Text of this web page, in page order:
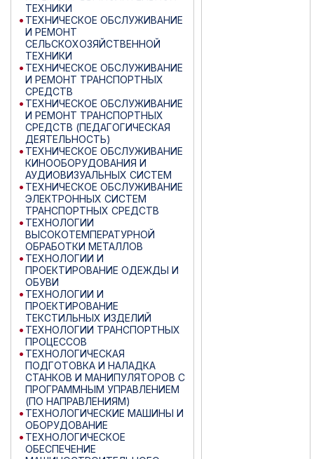
ТЕХНИКИ
ТЕХНИЧЕСКОЕ ОБСЛУЖИВАНИЕ
И РЕМОНТ
СЕЛЬСКОХОЗЯЙСТВЕННОЙ
ТЕХНИКИ
ТЕХНИЧЕСКОЕ ОБСЛУЖИВАНИЕ
И РЕМОНТ ТРАНСПОРТНЫХ
СРЕДСТВ
ТЕХНИЧЕСКОЕ ОБСЛУЖИВАНИЕ
И РЕМОНТ ТРАНСПОРТНЫХ
СРЕДСТВ (ПЕДАГОГИЧЕСКАЯ
ДЕЯТЕЛЬНОСТЬ)
ТЕХНИЧЕСКОЕ ОБСЛУЖИВАНИЕ
КИНООБОРУДОВАНИЯ И
АУДИОВИЗУАЛЬНЫХ СИСТЕМ
ТЕХНИЧЕСКОЕ ОБСЛУЖИВАНИЕ
ЭЛЕКТРОННЫХ СИСТЕМ
ТРАНСПОРТНЫХ СРЕДСТВ
ТЕХНОЛОГИИ
ВЫСОКОТЕМПЕРАТУРНОЙ
ОБРАБОТКИ МЕТАЛЛОВ
ТЕХНОЛОГИИ И
ПРОЕКТИРОВАНИЕ ОДЕЖДЫ И
ОБУВИ
ТЕХНОЛОГИИ И
ПРОЕКТИРОВАНИЕ
ТЕКСТИЛЬНЫХ ИЗДЕЛИЙ
ТЕХНОЛОГИИ ТРАНСПОРТНЫХ
ПРОЦЕССОВ
ТЕХНОЛОГИЧЕСКАЯ
ПОДГОТОВКА И НАЛАДКА
СТАНКОВ И МАНИПУЛЯТОРОВ С
ПРОГРАММНЫМ УПРАВЛЕНИЕМ
(ПО НАПРАВЛЕНИЯМ)
ТЕХНОЛОГИЧЕСКИЕ МАШИНЫ И
ОБОРУДОВАНИЕ
ТЕХНОЛОГИЧЕСКОЕ
ОБЕСПЕЧЕНИЕ